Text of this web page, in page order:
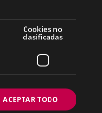
Descargar el
Cookies no
clasificadas
ACEPTAR TODO